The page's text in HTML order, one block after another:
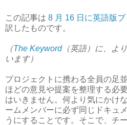
この記事は 8 月 16 日に英語版
訳したものです。
（The Keyword（英語）に、よ
います）
プロジェクトに携わる全員の足
ほどの意見や提案を整理する必
はいきません。何より気にかけ
ームメンバーに必ず同じドキュ
うにすることです。そこで、チ